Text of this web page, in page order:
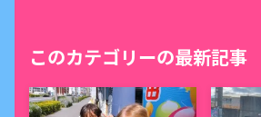
このカテゴリーの最新記事